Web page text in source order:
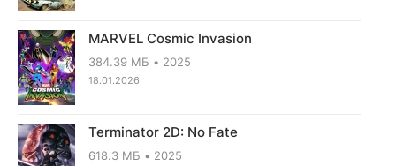
MARVEL Cosmic Invasion
384.39 МБ 2025
18.01.2026
Terminator 2D: No Fate
618.3 МБ 2025